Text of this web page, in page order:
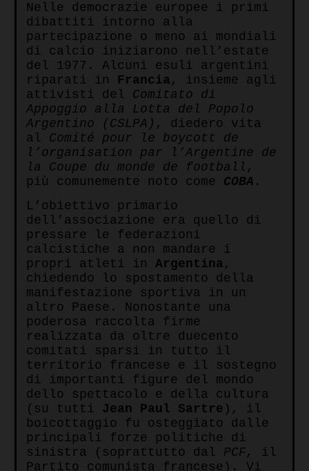
Nelle democrazie europee i primi
dibattiti intorno alla
partecipazione o meno ai mondiali
di calcio iniziarono nell’estate
del 1977. Alcuni esuli argentini
riparati in Francia , insieme agli
attivisti del Comitato di
Appoggio alla Lotta del Popolo
Argentino
(CSLPA) , diedero vita
al Comité pour le boycott de
l’organisation par l’Argentine de
la Coupe du monde de football ,
più comunemente noto come COBA .
L’obiettivo primario
dell’associazione era quello di
pressare le federazioni
calcistiche a non mandare i
propri atleti in Argentina ,
chiedendo lo spostamento della
manifestazione sportiva in un
altro Paese. Nonostante una
poderosa raccolta firme
realizzata da oltre duecento
comitati sparsi in tutto il
territorio francese e il sostegno
di importanti figure del mondo
dello spettacolo e della cultura
(su tutti Jean Paul Sartre ), il
boicottaggio fu osteggiato dalle
principali forze politiche di
sinistra (soprattutto dal PCF, il
Partito comunista francese). Vi